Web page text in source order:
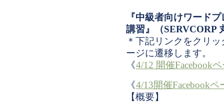
『中級者向けワード
講習』（SERVCORP
＊下記リンクをクリ
ージに遷移します。
《4/12 開催Facebook
《4/13開催Facebook
【概要】